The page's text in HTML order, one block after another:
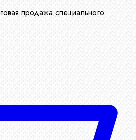
продажа специального